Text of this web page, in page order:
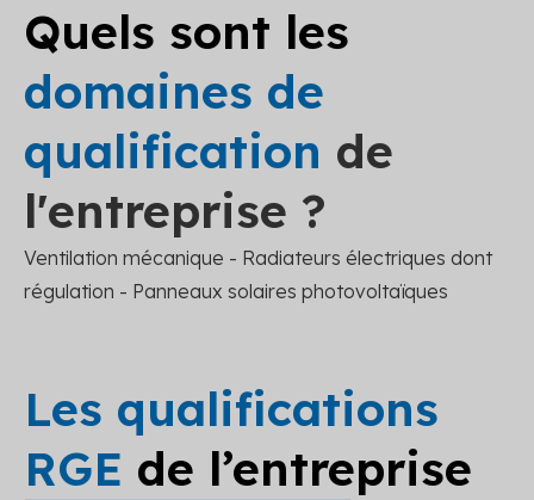
Quels sont les
domaines de
qualification de
l'entreprise ?
Ventilation mécanique - Radiateurs électriques dont
régulation - Panneaux solaires photovoltaïques
Les qualifications
RGE de l’entreprise